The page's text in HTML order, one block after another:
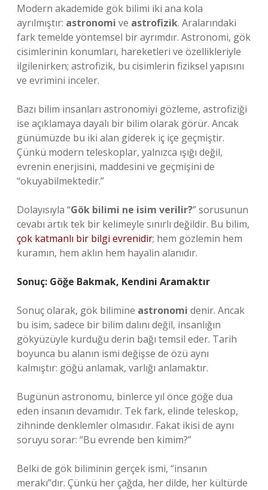
Modern akademide gök bilimi iki ana kola
ayrılmıştır: astronomi ve astrofizik. Aralarındaki
fark temelde yöntemsel bir ayrımdır. Astronomi, gök
cisimlerinin konumları, hareketleri ve özellikleriyle
ilgilenirken; astrofizik, bu cisimlerin fiziksel yapısını
ve evrimini inceler.
Bazı bilim insanları astronomiyi gözleme, astrofiziği
ise açıklamaya dayalı bir bilim olarak görür. Ancak
günümüzde bu iki alan giderek iç içe geçmiştir.
Çünkü modern teleskoplar, yalnızca ışığı değil,
evrenin enerjisini, maddesini ve geçmişini de
“okuyabilmektedir.”
Dolayısıyla “Gök bilimi ne isim verilir?” sorusunun
cevabı artık tek bir kelimeyle sınırlı değildir. Bu bilim,
çok katmanlı bir bilgi evrenidir; hem gözlemin hem
kuramın, hem aklın hem hayalin alanıdır.
Sonuç: Göğe Bakmak, Kendini Aramaktır
Sonuç olarak, gök bilimine astronomi denir. Ancak
bu isim, sadece bir bilim dalını değil, insanlığın
gökyüzüyle kurduğu derin bağı temsil eder. Tarih
boyunca bu alanın ismi değişse de özü aynı
kalmıştır: göğü anlamak, varlığı anlamaktır.
Bugünün astronomu, binlerce yıl önce göğe dua
eden insanın devamıdır. Tek fark, elinde teleskop,
zihninde denklemler olmasıdır. Fakat ikisi de aynı
soruyu sorar: “Bu evrende ben kimim?”
Belki de gök biliminin gerçek ismi, “insanın
merakı”dır. Çünkü her çağda, her dilde, her kültürde